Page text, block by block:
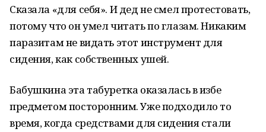
Сказала «для себя». И дед не смел протестовать,
потому что он умел читать по глазам. Никаким
паразитам не видать этот инструмент для
сидения, как собственных ушей.
Бабушкина эта табуретка оказалась в избе
предметом посторонним. Уже подходило то
время, когда средствами для сидения стали